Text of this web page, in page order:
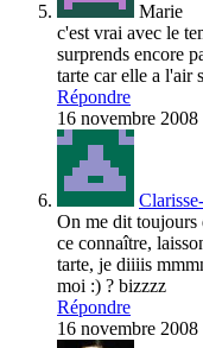
Marie
c'est vrai avec le
surprends encore
tarte car elle a l'air
Répondre
16 novembre 2008
On me dit toujours
ce connaître,
tarte, je diiiis
moi :) ? bizzzz
Répondre
16 novembre 2008